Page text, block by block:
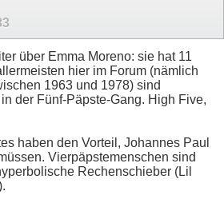
über Emma Moreno: sie hat 11
hier im Forum (nämlich
1963 und 1978) sind
der Fünf-Päpste-Gang. High Five,
haben den Vorteil, Johannes Paul
Vierpäpstemenschen sind
Rechenschieber (Lil